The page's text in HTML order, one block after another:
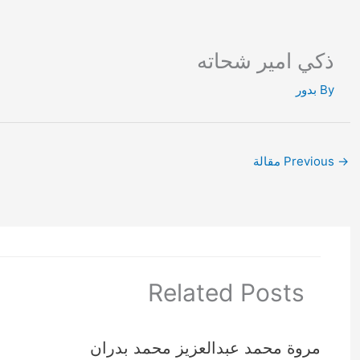
ذكي امير شحاته
By بدور
→
Related Posts
مروة محمد عبدالعزيز محمد بدران